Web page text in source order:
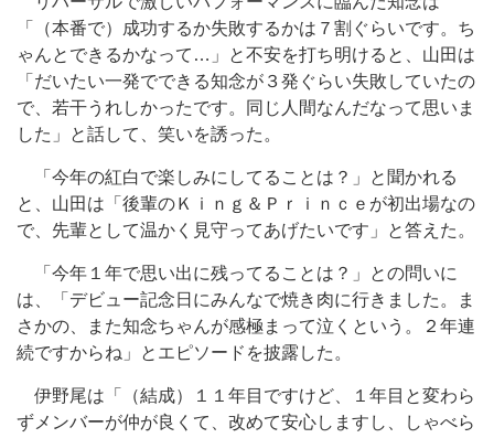
「（本番で）成功するか失敗するかは７割ぐらいです。ち
ゃんとできるかなって…」と不安を打ち明けると、山田は
「だいたい一発でできる知念が３発ぐらい失敗していたの
で、若干うれしかったです。同じ人間なんだなって思いま
した」と話して、笑いを誘った。
「今年の紅白で楽しみにしてることは？」と聞かれる
と、山田は「後輩のＫｉｎｇ＆Ｐｒｉｎｃｅが初出場なの
で、先輩として温かく見守ってあげたいです」と答えた。
「今年１年で思い出に残ってることは？」との問いに
は、「デビュー記念日にみんなで焼き肉に行きました。ま
さかの、また知念ちゃんが感極まって泣くという。２年連
続ですからね」とエピソードを披露した。
伊野尾は「（結成）１１年目ですけど、１年目と変わら
ずメンバーが仲が良くて、改めて安心しますし、しゃべら